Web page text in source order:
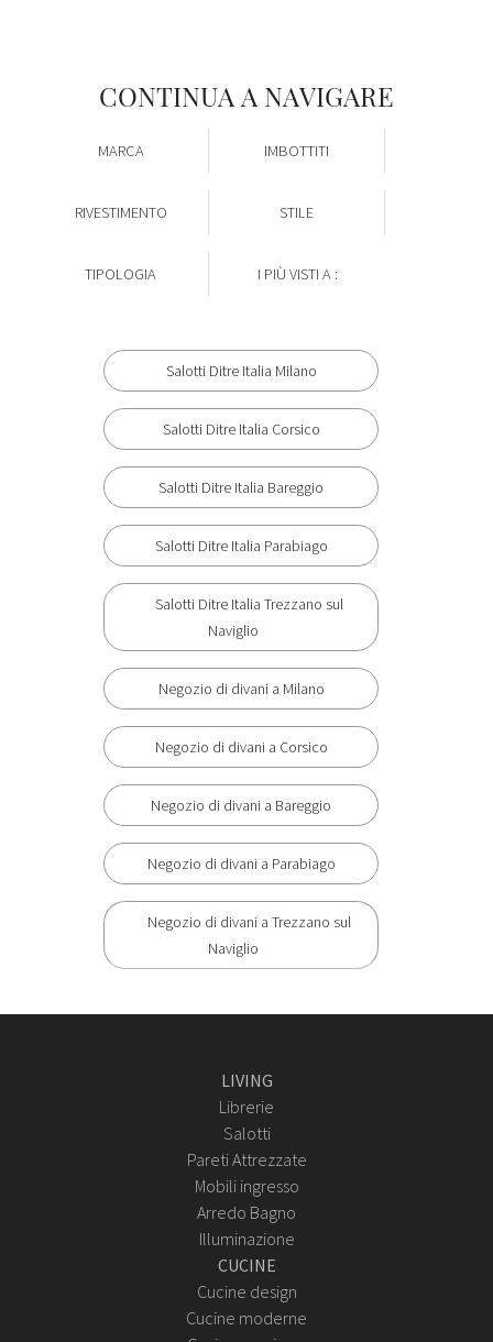
CONTINUA A NAVIGARE
MARCA IMBOTTITI
RIVESTIMENTO STILE
TIPOLOGIA I PIÙ VISTI A :
Salotti Ditre Italia Milano
Salotti Ditre Italia Corsico
Salotti Ditre Italia Bareggio
Salotti Ditre Italia Parabiago
Salotti Ditre Italia Trezzano sul
Naviglio
Negozio di divani a Milano
Negozio di divani a Corsico
Negozio di divani a Bareggio
Negozio di divani a Parabiago
Negozio di divani a Trezzano sul
Naviglio
LIVING
Librerie
Salotti
Pareti Attrezzate
Mobili ingresso
Arredo Bagno
Illuminazione
CUCINE
Cucine design
Cucine moderne